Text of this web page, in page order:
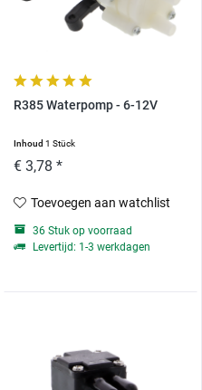
R385 Waterpomp - 6-12V
Inhoud 1 Stück
€ 3,78 *
Toevoegen aan watchlist
36 Stuk op voorraad
Levertijd: 1-3 werkdagen